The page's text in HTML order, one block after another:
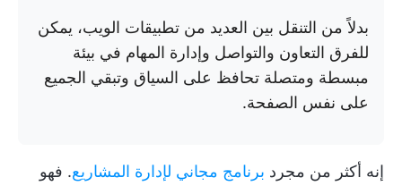
بدلاً من التنقل بين العديد من تطبيقات الويب، يمكن
للفرق التعاون والتواصل وإدارة المهام في بيئة
مبسطة ومتصلة تحافظ على السياق وتبقي الجميع
على نفس الصفحة.
إنه أكثر من مجرد برنامج مجاني لإدارة المشاريع. فهو